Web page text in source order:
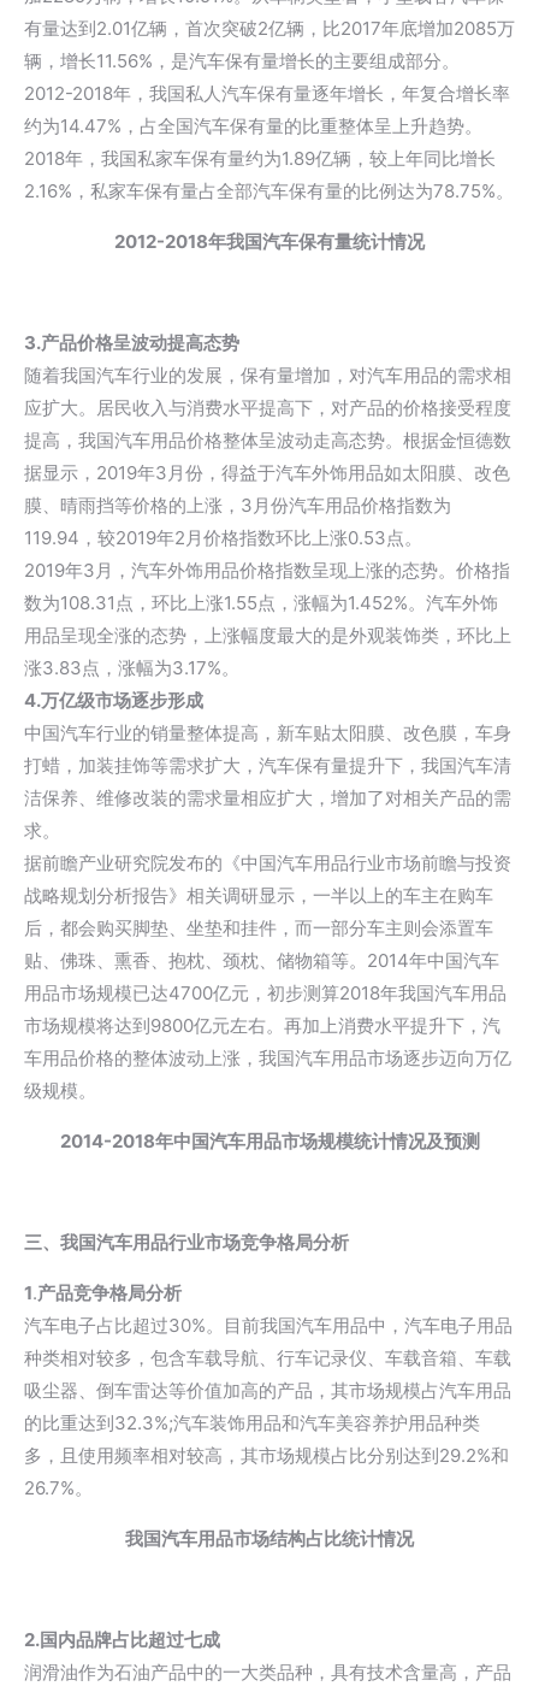
有量达到2.01亿辆，首次突破2亿辆，比2017年底增加2085万
辆，增长11.56%，是汽车保有量增长的主要组成部分。
2012-2018年，我国私人汽车保有量逐年增长，年复合增长率
约为14.47%，占全国汽车保有量的比重整体呈上升趋势。
2018年，我国私家车保有量约为1.89亿辆，较上年同比增长
2.16%，私家车保有量占全部汽车保有量的比例达为78.75%。
2012-2018年我国汽车保有量统计情况
3.产品价格呈波动提高态势
随着我国汽车行业的发展，保有量增加，对汽车用品的需求相
应扩大。居民收入与消费水平提高下，对产品的价格接受程度
提高，我国汽车用品价格整体呈波动走高态势。根据金恒德数
据显示，2019年3月份，得益于汽车外饰用品如太阳膜、改色
膜、晴雨挡等价格的上涨，3月份汽车用品价格指数为
119.94，较2019年2月价格指数环比上涨0.53点。
2019年3月，汽车外饰用品价格指数呈现上涨的态势。价格指
数为108.31点，环比上涨1.55点，涨幅为1.452%。汽车外饰
用品呈现全涨的态势，上涨幅度最大的是外观装饰类，环比上
涨3.83点，涨幅为3.17%。
4.万亿级市场逐步形成
中国汽车行业的销量整体提高，新车贴太阳膜、改色膜，车身
打蜡，加装挂饰等需求扩大，汽车保有量提升下，我国汽车清
洁保养、维修改装的需求量相应扩大，增加了对相关产品的需
求。
据前瞻产业研究院发布的《中国汽车用品行业市场前瞻与投资
战略规划分析报告》相关调研显示，一半以上的车主在购车
后，都会购买脚垫、坐垫和挂件，而一部分车主则会添置车
贴、佛珠、熏香、抱枕、颈枕、储物箱等。2014年中国汽车
用品市场规模已达4700亿元，初步测算2018年我国汽车用品
市场规模将达到9800亿元左右。再加上消费水平提升下，汽
车用品价格的整体波动上涨，我国汽车用品市场逐步迈向万亿
级规模。
2014-2018年中国汽车用品市场规模统计情况及预测
三、我国汽车用品行业市场竞争格局分析
1.产品竞争格局分析
汽车电子占比超过30%。目前我国汽车用品中，汽车电子用品
种类相对较多，包含车载导航、行车记录仪、车载音箱、车载
吸尘器、倒车雷达等价值加高的产品，其市场规模占汽车用品
的比重达到32.3%;汽车装饰用品和汽车美容养护用品种类
多，且使用频率相对较高，其市场规模占比分别达到29.2%和
26.7%。
我国汽车用品市场结构占比统计情况
2.国内品牌占比超过七成
润滑油作为石油产品中的一大类品种，具有技术含量高，产品